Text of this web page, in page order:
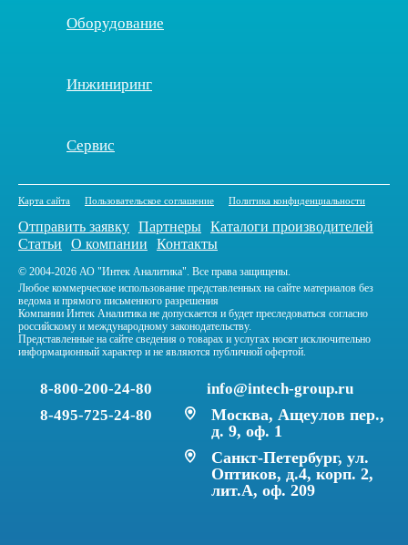
Оборудование
Инжиниринг
Сервис
Карта сайта Пользовательское соглашение Политика конфиденциальности
Отправить заявку Партнеры Каталоги производителей
Статьи
О компании Контакты
© 2004-2026 АО "Интек Аналитика". Все права защищены.
Любое коммерческое использование представленных на сайте материалов без
ведома и прямого письменного разрешения
Компании Интек Аналитика не допускается и будет преследоваться согласно
российскому и международному законодательству.
Представленные на сайте сведения о товарах и услугах носят исключительно
информационный характер и не являются публичной офертой.
8-800-200-24-80
8-495-725-24-80
info@intech-group.ru
Москва, Ащеулов пер.,
д. 9, оф. 1
Санкт-Петербург, ул.
Оптиков, д.4, корп. 2,
лит.А, оф. 209